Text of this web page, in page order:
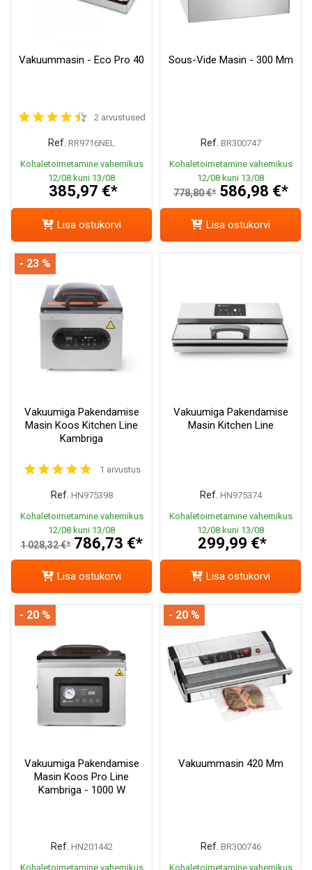
Vakuummasin - Eco Pro 40
2 arvustused
Ref. RR9716NEL
Kohaletoimetamine vahemikus
12/08 kuni 13/08
385,97 €*
Lisa ostukorvi
Sous-Vide Masin - 300 Mm
Ref. BR300747
Kohaletoimetamine vahemikus
12/08 kuni 13/08
778,80 €* 586,98 €*
Lisa ostukorvi
Vakuumiga Pakendamise
Masin Koos Kitchen Line
Kambriga
1 arvustus
Ref. HN975398
Kohaletoimetamine vahemikus
12/08 kuni 13/08
1 028,32 €* 786,73 €*
- 23 %
Lisa ostukorvi
Vakuumiga Pakendamise
Masin Kitchen Line
Ref. HN975374
Kohaletoimetamine vahemikus
12/08 kuni 13/08
299,99 €*
Lisa ostukorvi
Vakuumiga Pakendamise
Masin Koos Pro Line
Kambriga - 1000 W
Ref. HN201442
Kohaletoimetamine vahemikus
- 20 %
Vakuummasin 420 Mm
Ref. BR300746
Kohaletoimetamine vahemikus
- 20 %